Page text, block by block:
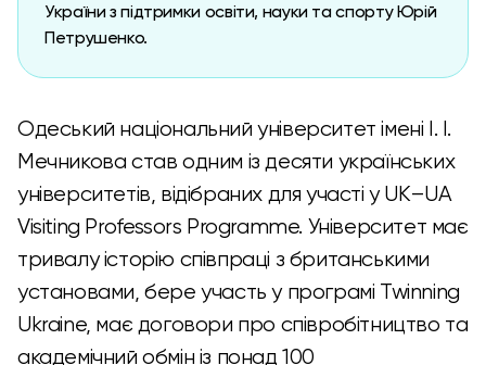
України з підтримки освіти, науки та спорту Юрій
Петрушенко.
Одеський національний університет імені І. І.
Мечникова став одним із десяти українських
університетів, відібраних для участі у UK–UA
Visiting Professors Programme. Університет має
тривалу історію співпраці з британськими
установами, бере участь у програмі Twinning
Ukraine, має договори про співробітництво та
академічний обмін із понад 100